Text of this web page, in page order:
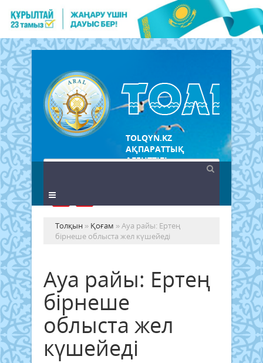
TOLQYN.KZ
АҚПАРАТТЫҚ
АГЕНТТІГІ
Толқын » Қоғам » Ауа райы: Ертең
бірнеше облыста жел күшейеді
Ауа райы: Ертең
бірнеше
облыста жел
күшейеді